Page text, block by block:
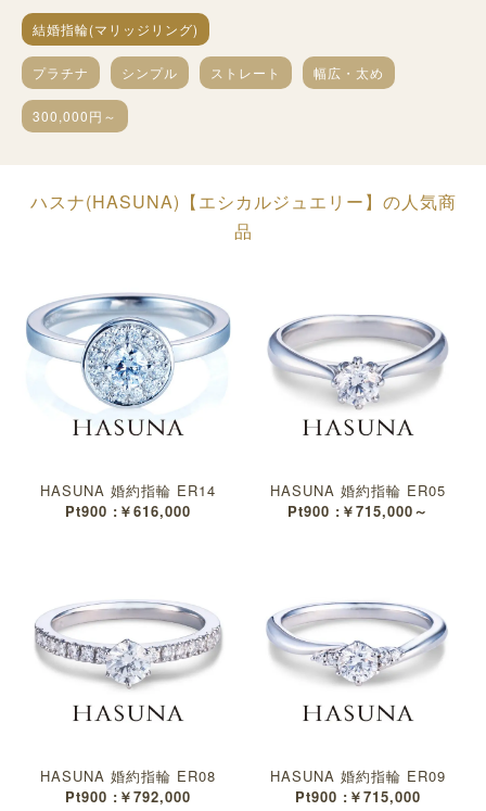
結婚指輪(マリッジリング)
プラチナ シンプル ストレート 幅広・太め
300,000円～
ハスナ(HASUNA)【エシカルジュエリー】の人気商
品
HASUNA 婚約指輪 ER14
Pt900 :￥616,000
HASUNA 婚約指輪 ER05
Pt900 :￥715,000～
HASUNA 婚約指輪 ER08
Pt900 :￥792,000
HASUNA 婚約指輪 ER09
Pt900 :￥715,000